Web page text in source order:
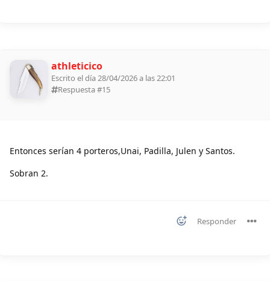
athleticico
Escrito el día 28/04/2026 a las 22:01
Respuesta #15
Entonces serían 4 porteros,Unai, Padilla, Julen y Santos.
Sobran 2.
Responder